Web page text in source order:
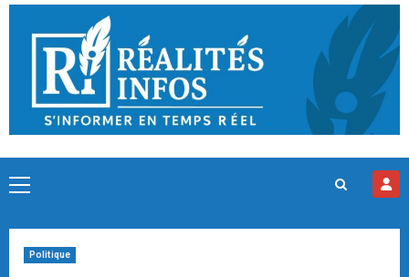
Skip
content
Primary
Politique